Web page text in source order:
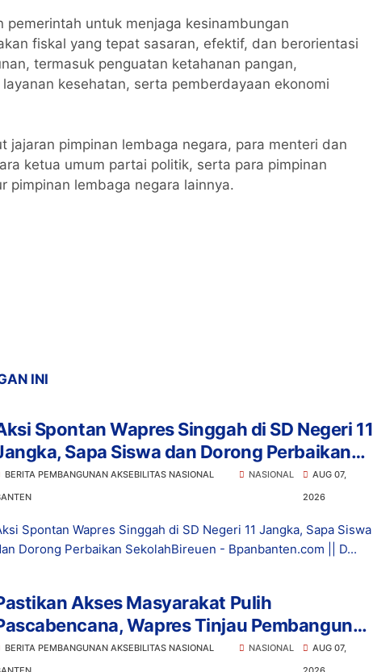
pemerintah untuk menjaga kesinambungan
fiskal yang tepat sasaran, efektif, dan berorientasi
termasuk penguatan ketahanan pangan,
kesehatan, serta pemberdayaan ekonomi
jajaran pimpinan lembaga negara, para menteri dan
ketua umum partai politik, serta para pimpinan
pimpinan lembaga negara lainnya.
INI
Spontan Wapres Singgah di SD Negeri 11
Sapa Siswa dan Dorong Perbaikan
BERITA PEMBANGUNAN AKSEBILITAS NASIONAL
NASIONAL
AUG 07,
2026
Spontan Wapres Singgah di SD Negeri 11 Jangka, Sapa Siswa
Dorong Perbaikan SekolahBireuen - Bpanbanten.com || D...
Akses Masyarakat Pulih
Wapres Tinjau Pembangunan
Gantung Kendawi
BERITA PEMBANGUNAN AKSEBILITAS NASIONAL
NASIONAL
AUG 07,